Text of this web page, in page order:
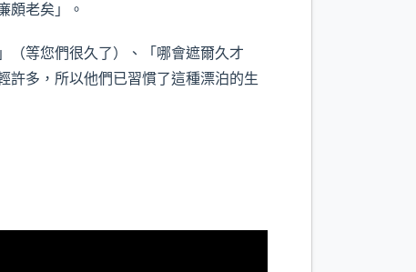
頗老矣」。
（等您們很久了）、「哪會遮爾久才
許多，所以他們已習慣了這種漂泊的生